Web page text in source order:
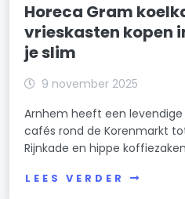
Horeca Gram
vrieskasten kopen
je slim
9 november 2025
Arnhem heeft een
cafés rond de Korenmarkt
Rijnkade en hippe
LEES VERDER